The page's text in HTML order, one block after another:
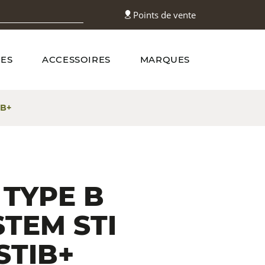
Points de vente
ACCESSOIRES MARQUES
B
STI